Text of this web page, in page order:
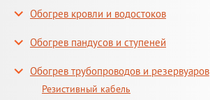
Обогрев кровли и водостоков
Обогрев пандусов и ступеней
Обогрев трубопроводов и резервуаров
Резистивный кабель